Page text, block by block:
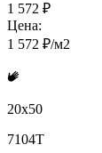
1 572 ₽
Цена:
1 572 ₽/м2
20x50
7104T